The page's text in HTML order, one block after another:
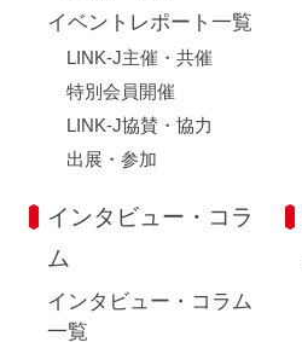
イベントレポート一覧
LINK-J主催・共催
特別会員開催
LINK-J協賛・協力
出展・参加
インタビュー・コラ
ム
インタビュー・コラム
一覧